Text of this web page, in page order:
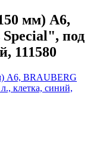
мм) А6,
под
111580